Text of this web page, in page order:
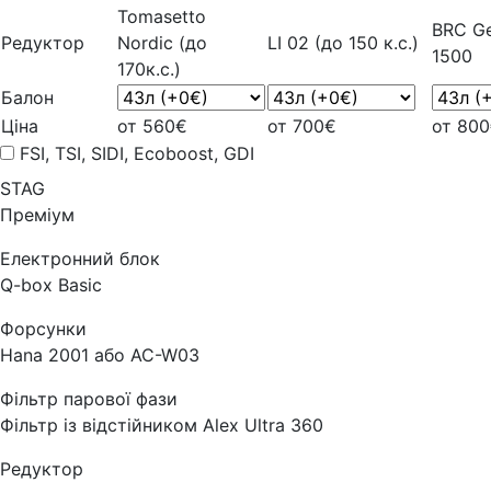
Редуктор
Tomasetto
Nordic (до
170к.с.)
LI 02 (до 150 к.с.)
BRC
1500
Балон
Ціна
от 560€ от 700€
от
FSI, TSI, SIDI, Ecoboost, GDI
STAG
Преміум
Електронний блок
Q-box Basic
Форсунки
Hana 2001 або AC-W03
Фільтр парової фази
Фільтр із відстійником Alex Ultra 360
Редуктор